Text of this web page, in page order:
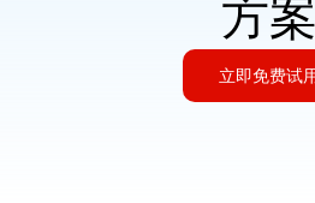
方案
立即免费试